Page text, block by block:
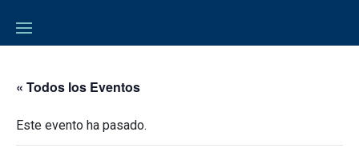
« Todos los Eventos
Este evento ha pasado.